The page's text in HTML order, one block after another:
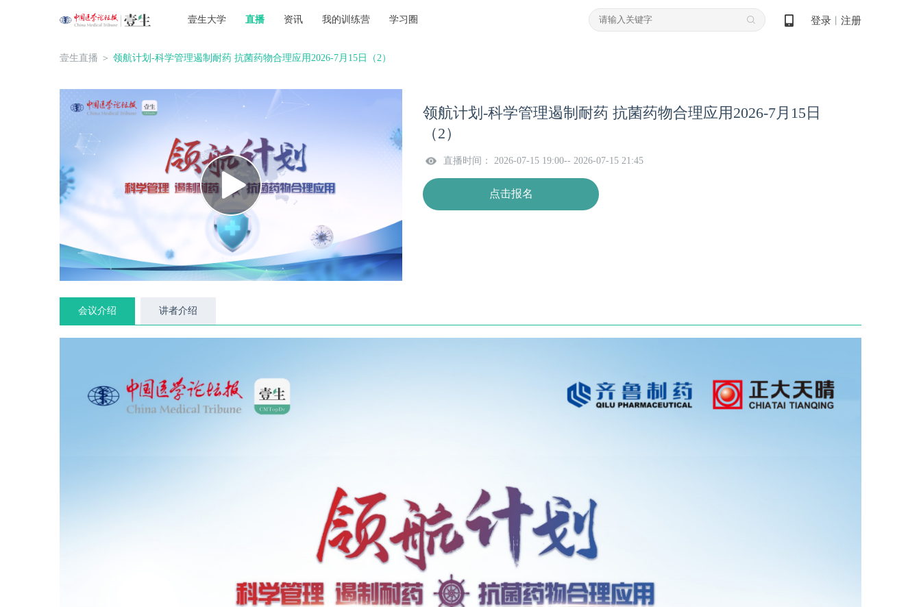
壹生大学 直播 资讯 我的训练营 学习圈 登录 注册
壹生直播 ＞ 领航计划-科学管理遏制耐药 抗菌药物合理应用2026-7月15日（2）
领航计划-科学管理遏制耐药 抗菌药物合理应用2026-7月15日
（2）
直播时间： 2026-07-15 19:00-- 2026-07-15 21:45
点击报名
会议介绍 讲者介绍